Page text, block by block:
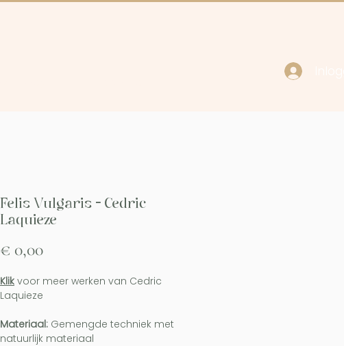
Felis Vulgaris - Cedric
Laquieze
€ 0,00Prijs
Klik voor meer werken van Cedric
Laquieze
Materiaal: Gemengde techniek met
natuurlijk materiaal